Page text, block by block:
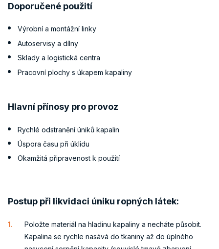
Doporučené použití
Výrobní a montážní linky
Autoservisy a dílny
Sklady a logistická centra
Pracovní plochy s úkapem kapaliny
Hlavní přínosy pro provoz
Rychlé odstranění úniků kapalin
Úspora času při úklidu
Okamžitá připravenost k použití
Postup při likvidaci úniku ropných látek:
Položte materiál na hladinu kapaliny a necháte působit.
Kapalina se rychle nasává do tkaniny až do úplného